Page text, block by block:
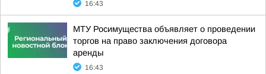
16:43
МТУ Росимущества объявляет о проведении
торгов на право заключения договора
аренды
16:43